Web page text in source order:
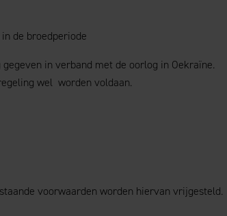
de broedperiode
in verband met de oorlog in Oekraïne.
wel worden voldaan.
voorwaarden worden hiervan vrijgesteld.